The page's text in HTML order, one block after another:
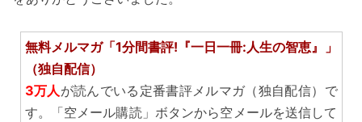
無料メルマガ「1分間書評!『一日一冊:人生の智恵』」
（独自配信）
3万人が読んでいる定番書評メルマガ（独自配信）で
す。「空メール購読」ボタンから空メールを送信して